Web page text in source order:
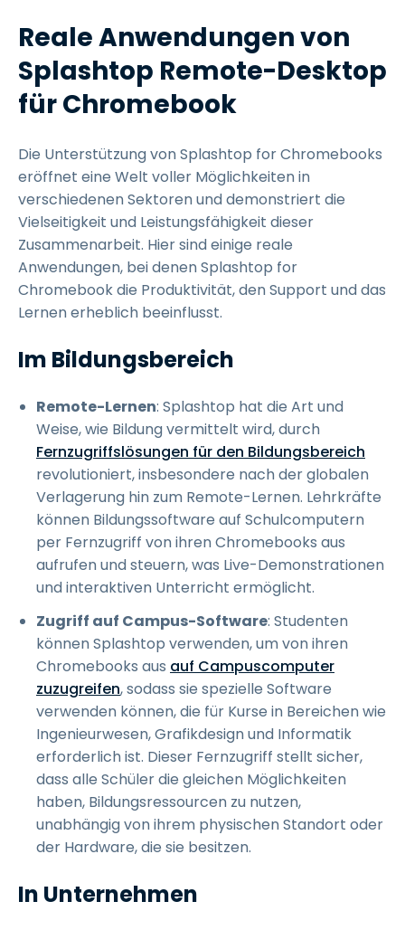
Reale Anwendungen von
Splashtop Remote-Desktop
für Chromebook
Die Unterstützung von Splashtop for Chromebooks
eröffnet eine Welt voller Möglichkeiten in
verschiedenen Sektoren und demonstriert die
Vielseitigkeit und Leistungsfähigkeit dieser
Zusammenarbeit. Hier sind einige reale
Anwendungen, bei denen Splashtop for
Chromebook die Produktivität, den Support und das
Lernen erheblich beeinflusst.
Im Bildungsbereich
Remote-Lernen: Splashtop hat die Art und
Weise, wie Bildung vermittelt wird, durch
Fernzugriffslösungen für den Bildungsbereich
revolutioniert, insbesondere nach der globalen
Verlagerung hin zum Remote-Lernen. Lehrkräfte
können Bildungssoftware auf Schulcomputern
per Fernzugriff von ihren Chromebooks aus
aufrufen und steuern, was Live-Demonstrationen
und interaktiven Unterricht ermöglicht.
Zugriff auf Campus-Software: Studenten
können Splashtop verwenden, um von ihren
Chromebooks aus auf Campuscomputer
zuzugreifen, sodass sie spezielle Software
verwenden können, die für Kurse in Bereichen wie
Ingenieurwesen, Grafikdesign und Informatik
erforderlich ist. Dieser Fernzugriff stellt sicher,
dass alle Schüler die gleichen Möglichkeiten
haben, Bildungsressourcen zu nutzen,
unabhängig von ihrem physischen Standort oder
der Hardware, die sie besitzen.
In Unternehmen